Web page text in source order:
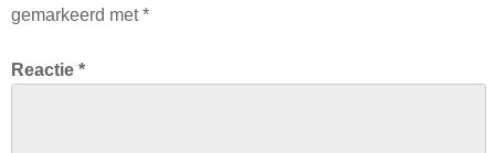
gemarkeerd met*
Reactie *